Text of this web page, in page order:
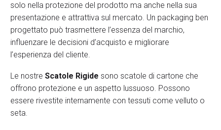
solo nella protezione del prodotto ma anche nella sua
presentazione e attrattiva sul mercato. Un packaging ben
progettato può trasmettere l’essenza del marchio,
influenzare le decisioni d’acquisto e migliorare
l’esperienza del cliente.
Le nostre Scatole Rigide sono scatole di cartone che
offrono protezione e un aspetto lussuoso. Possono
essere rivestite internamente con tessuti come velluto o
seta.